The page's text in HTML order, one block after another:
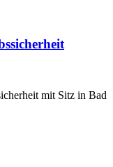
mit Sitz in Bad